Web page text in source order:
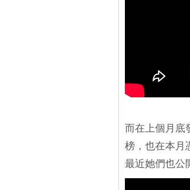
而在上個月底
榜，也在本月
最近她們也公